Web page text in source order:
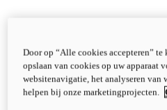
Door op “Alle cookies accepteren”
opslaan van cookies op uw apparaat
websitenavigatie, het analyseren van
helpen bij onze marketingprojecten.